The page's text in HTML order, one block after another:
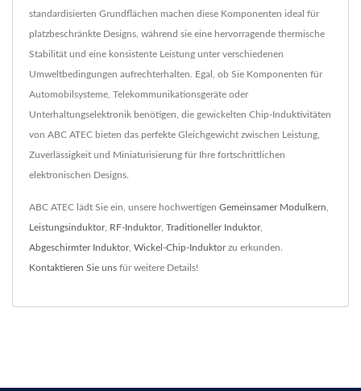
standardisierten Grundflächen machen diese Komponenten ideal für
platzbeschränkte Designs, während sie eine hervorragende thermische
Stabilität und eine konsistente Leistung unter verschiedenen
Umweltbedingungen aufrechterhalten. Egal, ob Sie Komponenten für
Automobilsysteme, Telekommunikationsgeräte oder
Unterhaltungselektronik benötigen, die gewickelten Chip-Induktivitäten
von ABC ATEC bieten das perfekte Gleichgewicht zwischen Leistung,
Zuverlässigkeit und Miniaturisierung für Ihre fortschrittlichen
elektronischen Designs.
ABC ATEC lädt Sie ein, unsere hochwertigen Gemeinsamer Modulkern,
Leistungsinduktor, RF-Induktor, Traditioneller Induktor,
Abgeschirmter Induktor, Wickel-Chip-Induktorzu erkunden.
Kontaktieren Sie uns für weitere Details!